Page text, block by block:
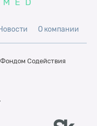
О компании
Содействия